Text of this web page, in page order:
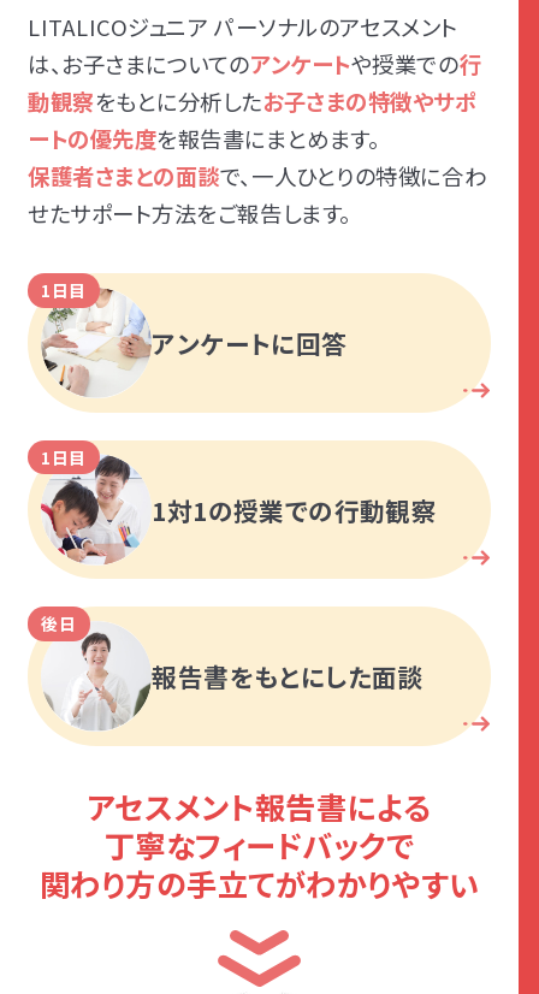
LITALICOジュニア パーソナルのアセスメント
は、お子さまについてのアンケートや授業での行
動観察をもとに分析したお子さまの特徴やサポ
ートの優先度を報告書にまとめます。
保護者さまとの面談で、一人ひとりの特徴に合わ
せたサポート方法をご報告します。
1日目
アンケートに回答
1日目
1対1の授業での行動観察
後日
報告書をもとにした面談
アセスメント報告書による
丁寧なフィードバックで
関わり方の手立てがわかりやすい